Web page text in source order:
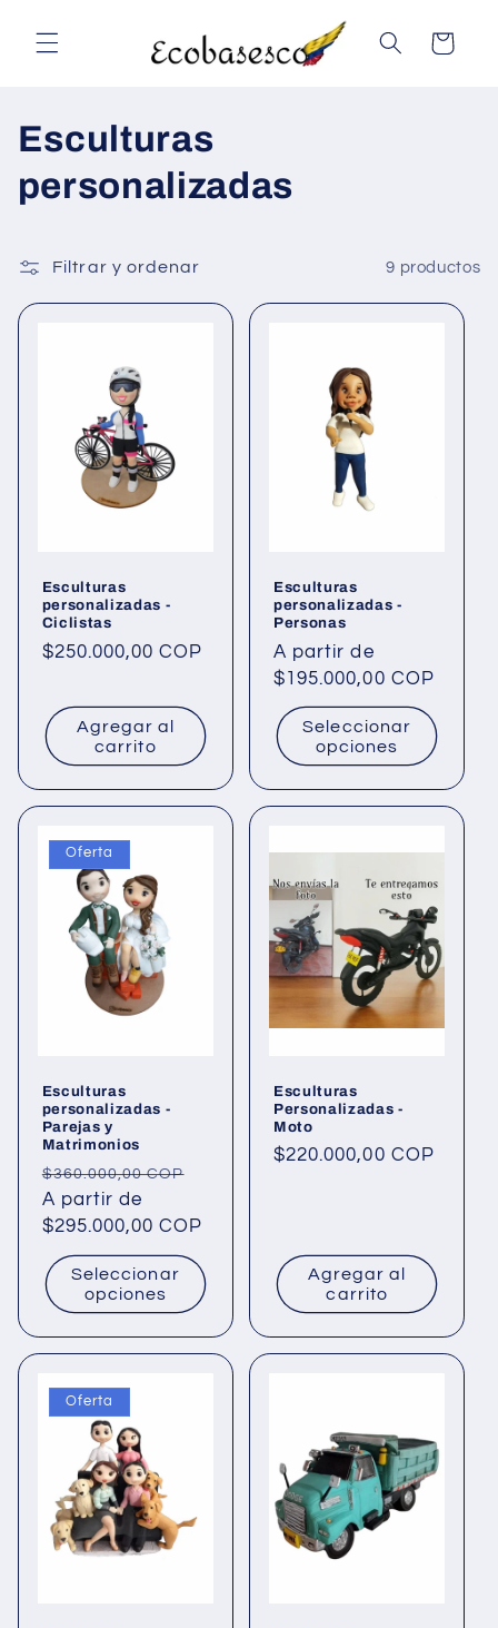
al contenido
Carrito
C
o
e
c
Esculturas
personalizadas
Filtrar y ordenar 9 productos
Esculturas
personalizadas -
Ciclistas
Precio
$250.000,00 COP
Agregar al
carrito
Esculturas
personalizadas -
Personas
Precio
habitual
A partir de
$195.000,00 COP
Seleccionar
opciones
Oferta
Esculturas
personalizadas -
Parejas y
Matrimonios
Precio
habitual
$360.000,00 COP
oferta
A partir de
$295.000,00 COP
Seleccionar
opciones
Esculturas
Personalizadas -
Moto
Precio
$220.000,00 COP
Agregar al
carrito
Oferta